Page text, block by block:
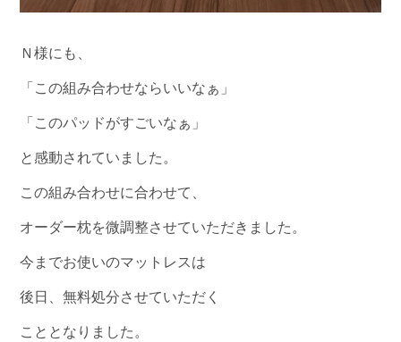
Ｎ様にも、
「この組み合わせならいいなぁ」
「このパッドがすごいなぁ」
と感動されていました。
この組み合わせに合わせて、
オーダー枕を微調整させていただきました。
今までお使いのマットレスは
後日、無料処分させていただく
こととなりました。